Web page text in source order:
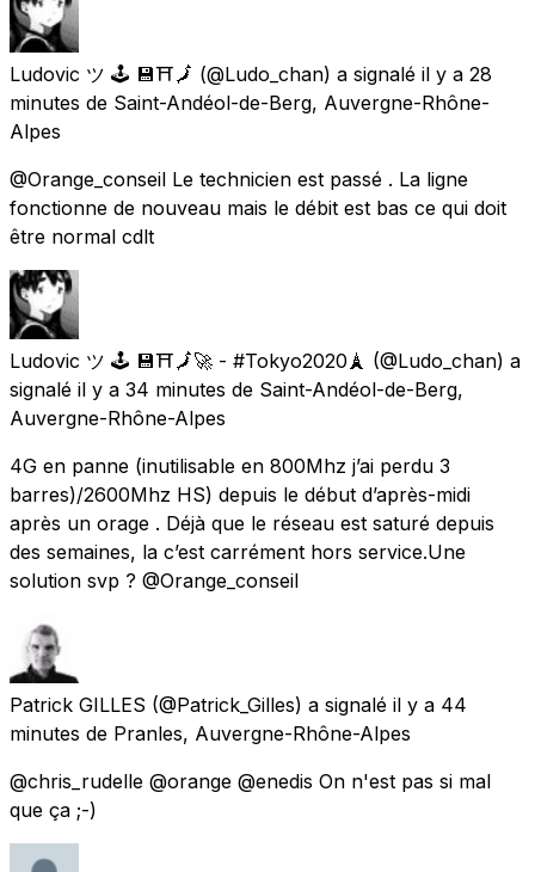
Ludovic ツ 🕹 💾⛩🗾 (@Ludo_chan) a signalé il y a 28
minutes de Saint-Andéol-de-Berg, Auvergne-Rhône-
Alpes
@Orange_conseil Le technicien est passé . La ligne
fonctionne de nouveau mais le débit est bas ce qui doit
être normal cdlt
Ludovic ツ 🕹 💾⛩🗾🚀 - #Tokyo2020🗼 (@Ludo_chan) a
signalé il y a 34 minutes de Saint-Andéol-de-Berg,
Auvergne-Rhône-Alpes
4G en panne (inutilisable en 800Mhz j’ai perdu 3
barres)/2600Mhz HS) depuis le début d’après-midi
après un orage . Déjà que le réseau est saturé depuis
des semaines, la c’est carrément hors service.Une
solution svp ? @Orange_conseil
Patrick GILLES (@Patrick_Gilles) a signalé il y a 44
minutes de Pranles, Auvergne-Rhône-Alpes
@chris_rudelle @orange @enedis On n'est pas si mal
que ça ;-)